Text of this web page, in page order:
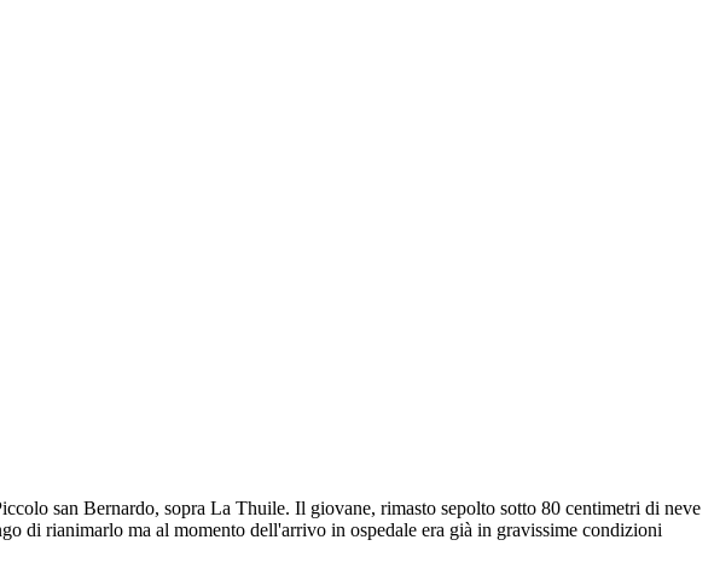
san Bernardo, sopra La Thuile. Il giovane, rimasto sepolto sotto 80 centimetri di neve
di rianimarlo ma al momento dell'arrivo in ospedale era già in gravissime condizioni